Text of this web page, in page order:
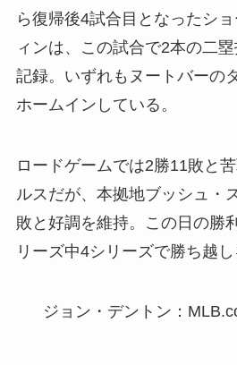
ら復帰後4試合目となったシ
ィンは、この試合で2本の二
記録。いずれもヌートバーの
ホームインしている。
ロードゲームでは2勝11敗と
ルスだが、本拠地ブッシュ・
敗と好調を維持。この日の勝
リーズ中4シリーズで勝ち越し
ジョン・デントン：